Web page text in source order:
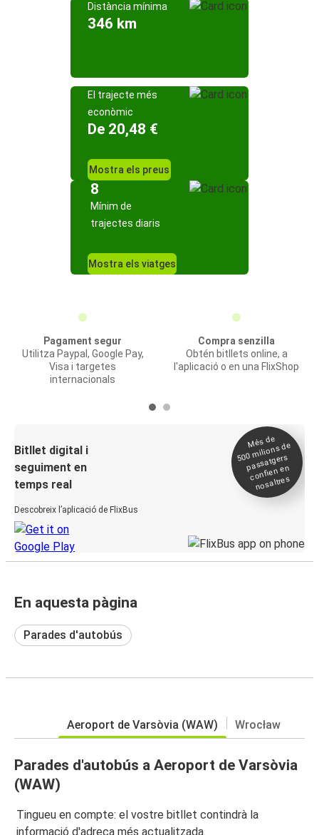
Distància mínima
346 km
El trajecte més
econòmic
De 20,48 €
Mostra els preus
8
Mínim de
trajectes diaris
Mostra els viatges
Pagament segur
Utilitza Paypal, Google Pay,
Visa i targetes
internacionals
Compra senzilla
Obtén bitllets online, a
l'aplicació o en una FlixShop
Bitllet digital i
seguiment en
temps real
Descobreix l’aplicació de FlixBus
Més de
500
milions de
passatgers
confien en
nosaltres
En aquesta pàgina
Parades d'autobús
Aeroport de Varsòvia (WAW) Wrocław
Parades d'autobús a Aeroport de Varsòvia
(WAW)
Tingueu en compte: el vostre bitllet contindrà la
informació d'adreça més actualitzada.